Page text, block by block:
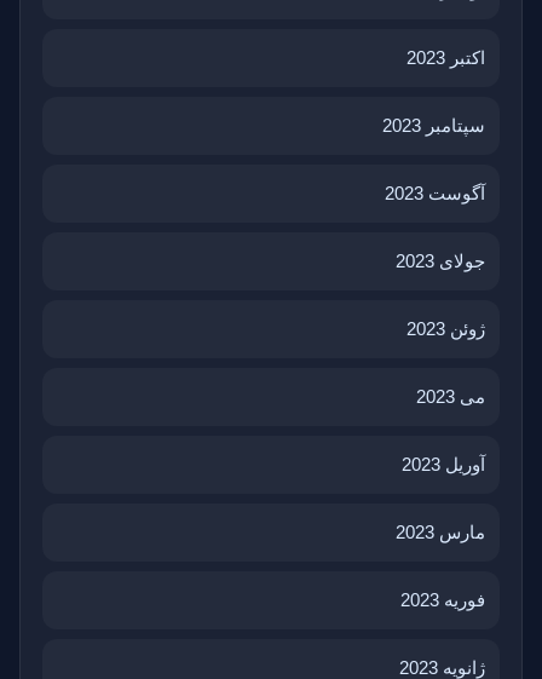
اکتبر 2023
سپتامبر 2023
آگوست 2023
جولای 2023
ژوئن 2023
می 2023
آوریل 2023
مارس 2023
فوریه 2023
ژانویه 2023